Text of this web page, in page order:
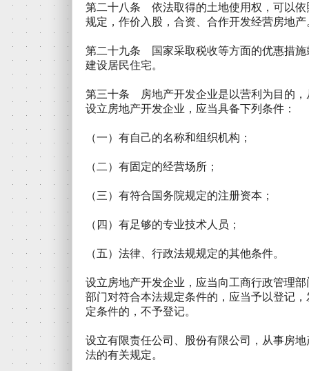
第二十八条 依法取得的土地使用权，可以依
规定，作价入股，合资、合作开发经营房地产
第二十九条 国家采取税收等方面的优惠措施
建设居民住宅。
第三十条 房地产开发企业是以营利为目的，
设立房地产开发企业，应当具备下列条件：
（一）有自己的名称和组织机构；
（二）有固定的经营场所；
（三）有符合国务院规定的注册资本；
（四）有足够的专业技术人员；
（五）法律、行政法规规定的其他条件。
设立房地产开发企业，应当向工商行政管理
部门对符合本法规定条件的，应当予以登记
定条件的，不予登记。
设立有限责任公司、股份有限公司，从事房
法的有关规定。